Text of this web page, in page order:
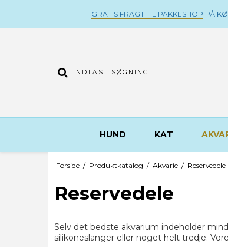
GRATIS FRAGT TIL PAKKESHOP PÅ
HUND KAT
Forside / Produktkatalog / Akvarie / Reservedele
Reservedele
Selv det bedste akvarium indeholder
silikoneslanger eller noget helt tredje.